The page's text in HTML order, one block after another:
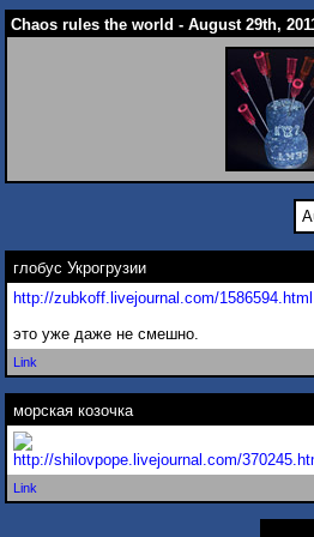
Chaos rules the world - August 29th,
глобус Укрогрузии
http://zubkoff.livejournal.com/1586594.html
это уже даже не смешно.
Link
морская козочка
http://shilovpope.livejournal.com/37024
Link